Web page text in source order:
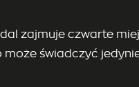
zajmuje czwarte
świadczyć